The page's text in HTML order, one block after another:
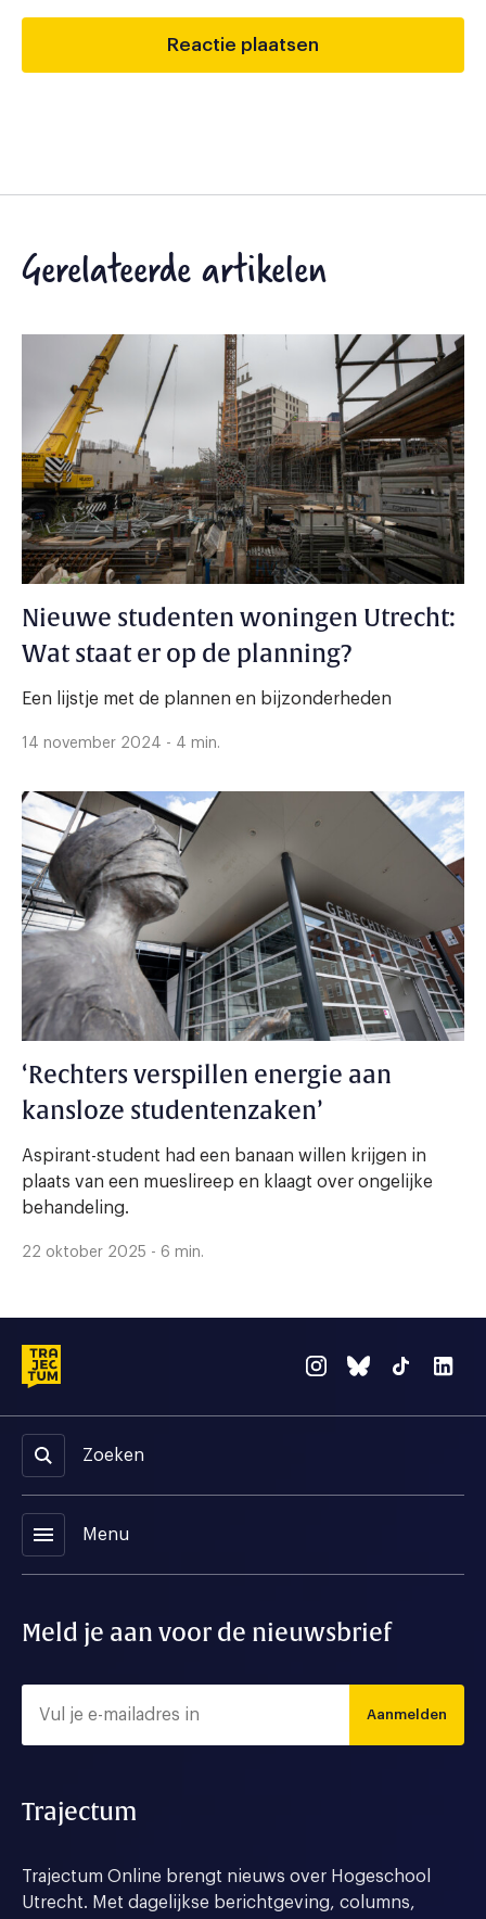
Gerelateerde artikelen
Nieuwe studenten woningen Utrecht:
Wat staat er op de planning?
Een lijstje met de plannen en bijzonderheden
14 november 2024 - 4 min.
‘Rechters verspillen energie aan
kansloze studentenzaken’
Aspirant-student had een banaan willen krijgen in
plaats van een mueslireep en klaagt over ongelijke
behandeling.
22 oktober 2025 - 6 min.
Zoeken
menu Menu
Meld je aan voor de nieuwsbrief
Aanmelden
Trajectum
Trajectum Online brengt nieuws over Hogeschool
Utrecht. Met dagelijkse berichtgeving, columns,